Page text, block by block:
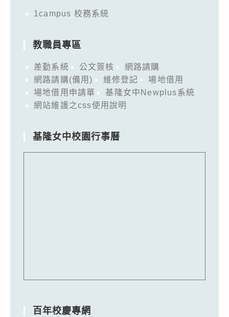
1campus 校務系統
教職員專區
差勤系統 公文簽核
網路請購
網路請購(備用)
維修登記
場地借用
場地借用申請單
基隆女中Newplus系統
網站維護之css使用說明
基隆女中校園行事曆
百年校慶專網